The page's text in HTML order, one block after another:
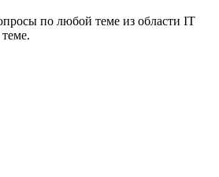
по любой теме из области IT